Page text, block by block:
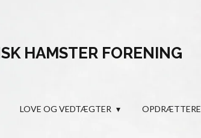
HAMSTER FORENING
LOVE OG VEDTÆGTER OPDRÆTTERE